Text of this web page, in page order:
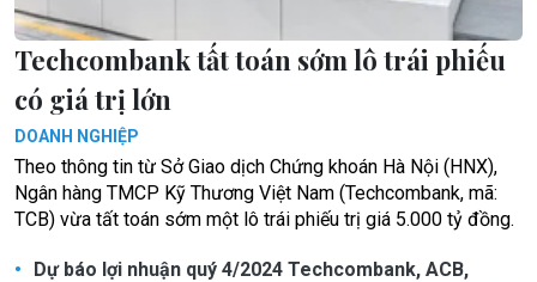
Techcombank tất toán sớm lô trái phiếu
có giá trị lớn
DOANH NGHIỆP
Theo thông tin từ Sở Giao dịch Chứng khoán Hà Nội (HNX),
Ngân hàng TMCP Kỹ Thương Việt Nam (Techcombank, mã:
TCB) vừa tất toán sớm một lô trái phiếu trị giá 5.000 tỷ đồng.
Dự báo lợi nhuận quý 4/2024 Techcombank, ACB,